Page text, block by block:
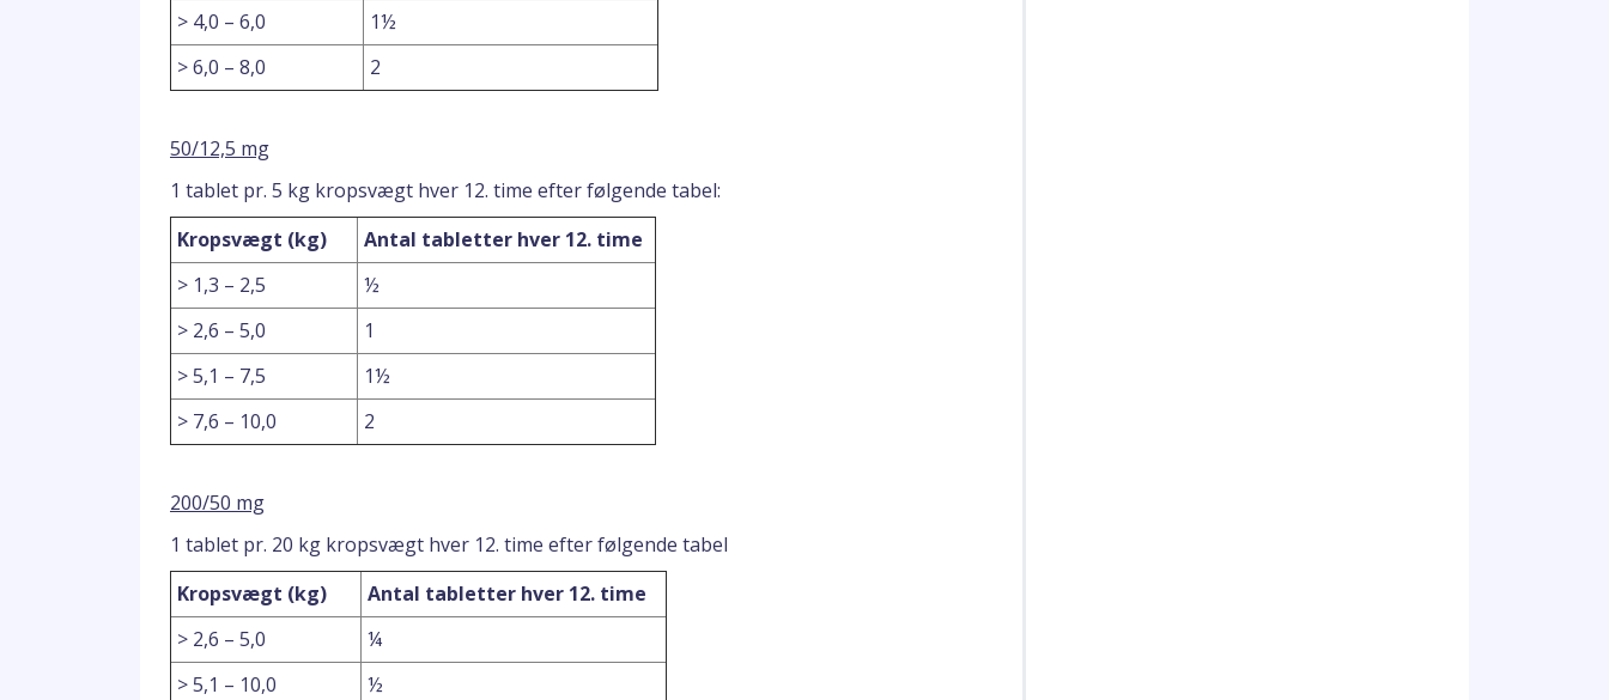
> 4,0 – 6,0
1½
> 6,0 – 8,0
2
50/12,5 mg
1 tablet pr. 5 kg kropsvægt hver 12. time efter følgende tabel:
Kropsvægt (kg)
Antal tabletter hver 12. time
> 1,3 – 2,5
½
> 2,6 – 5,0
1
> 5,1 – 7,5
1½
> 7,6 – 10,0
2
200/50 mg
1 tablet pr. 20 kg kropsvægt hver 12. time efter følgende tabel
Kropsvægt (kg)
Antal tabletter hver 12. time
> 2,6 – 5,0
¼
> 5,1 – 10,0
½